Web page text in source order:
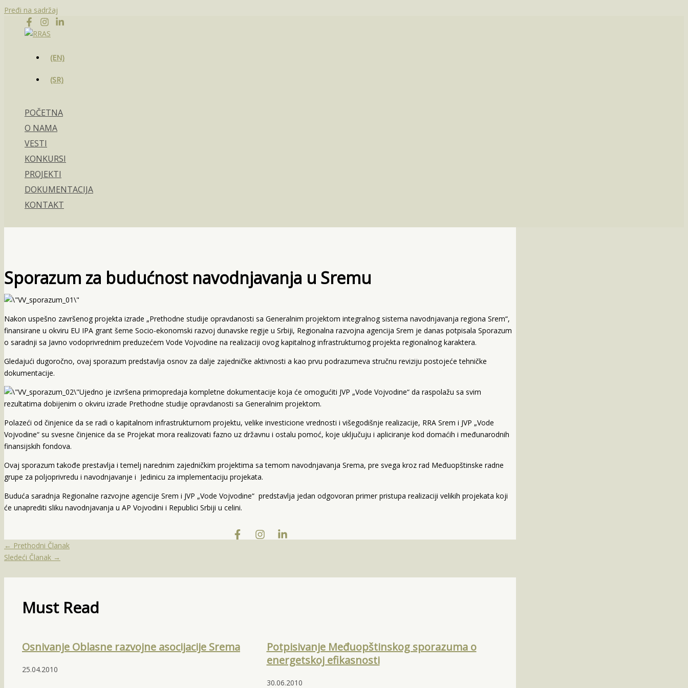
Pređi na sadržaj
(EN)
(SR)
POČETNA
O NAMA
VESTI
KONKURSI
PROJEKTI
DOKUMENTACIJA
KONTAKT
Sporazum za budućnost navodnjavanja u Sremu
Nakon uspešno završenog projekta izrade „Prethodne studije opravdanosti sa Generalnim projektom integralnog sistema navodnjavanja regiona Srem“,
finansirane u okviru EU IPA grant šeme Socio-ekonomski razvoj dunavske regije u Srbiji, Regionalna razvojna agencija Srem je danas potpisala Sporazum
o saradnji sa Javno vodoprivrednim preduzećem Vode Vojvodine na realizaciji ovog kapitalnog infrastrukturnog projekta regionalnog karaktera.
Gledajući dugoročno, ovaj sporazum predstavlja osnov za dalje zajedničke aktivnosti a kao prvu podrazumeva stručnu reviziju postojeće tehničke
dokumentacije.
Ujedno je izvršena primopredaja kompletne dokumentacije koja će omogućiti JVP „Vode Vojvodine“ da raspolažu sa svim
rezultatima dobijenim o okviru izrade Prethodne studije opravdanosti sa Generalnim projektom.
Polazeći od činjenice da se radi o kapitalnom infrastrukturnom projektu, velike investicione vrednosti i višegodišnje realizacije, RRA Srem i JVP „Vode
Vojvodine“ su svesne činjenice da se Projekat mora realizovati fazno uz državnu i ostalu pomoć, koje uključuju i apliciranje kod domaćih i međunarodnih
finansijskih fondova.
Ovaj sporazum takođe prestavlja i temelj narednim zajedničkim projektima sa temom navodnjavanja Srema, pre svega kroz rad Međuopštinske radne
grupe za poljoprivredu i navodnjavanje i Jedinicu za implementaciju projekata.
Buduća saradnja Regionalne razvojne agencije Srem i JVP „Vode Vojvodine“ predstavlja jedan odgovoran primer pristupa realizaciji velikih projekata koji
će unaprediti sliku navodnjavanja u AP Vojvodini i Republici Srbiji u celini.
← Prethodni Članak
Sledeći Članak →
Must Read
Osnivanje Oblasne razvojne asocijacije Srema
25.04.2010
Potpisivanje Međuopštinskog sporazuma o
energetskoj efikasnosti
30.06.2010